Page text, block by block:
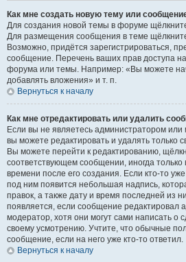
Как мне создать новую тему или
Для создания новой темы в форуме
Для размещения сообщения в теме
Возможно, придётся зарегистрироваться,
сообщение. Перечень ваших прав доступа
форума или темы. Например: «Вы можете
добавлять вложения» и т. п.
Вернуться к началу
Как мне отредактировать или удалить
Если вы не являетесь администратором
вы можете редактировать и удалять только
Вы можете перейти к редактированию,
соответствующем сообщении, иногда только
времени после его создания. Если кто-то
под ним появится небольшая надпись,
правок, а также дату и время последней из
появляется, если сообщение редактировал
модератор, хотя они могут сами написать о
своему усмотрению. Учтите, что обычные
сообщение, если на него уже кто-то ответил.
Вернуться к началу